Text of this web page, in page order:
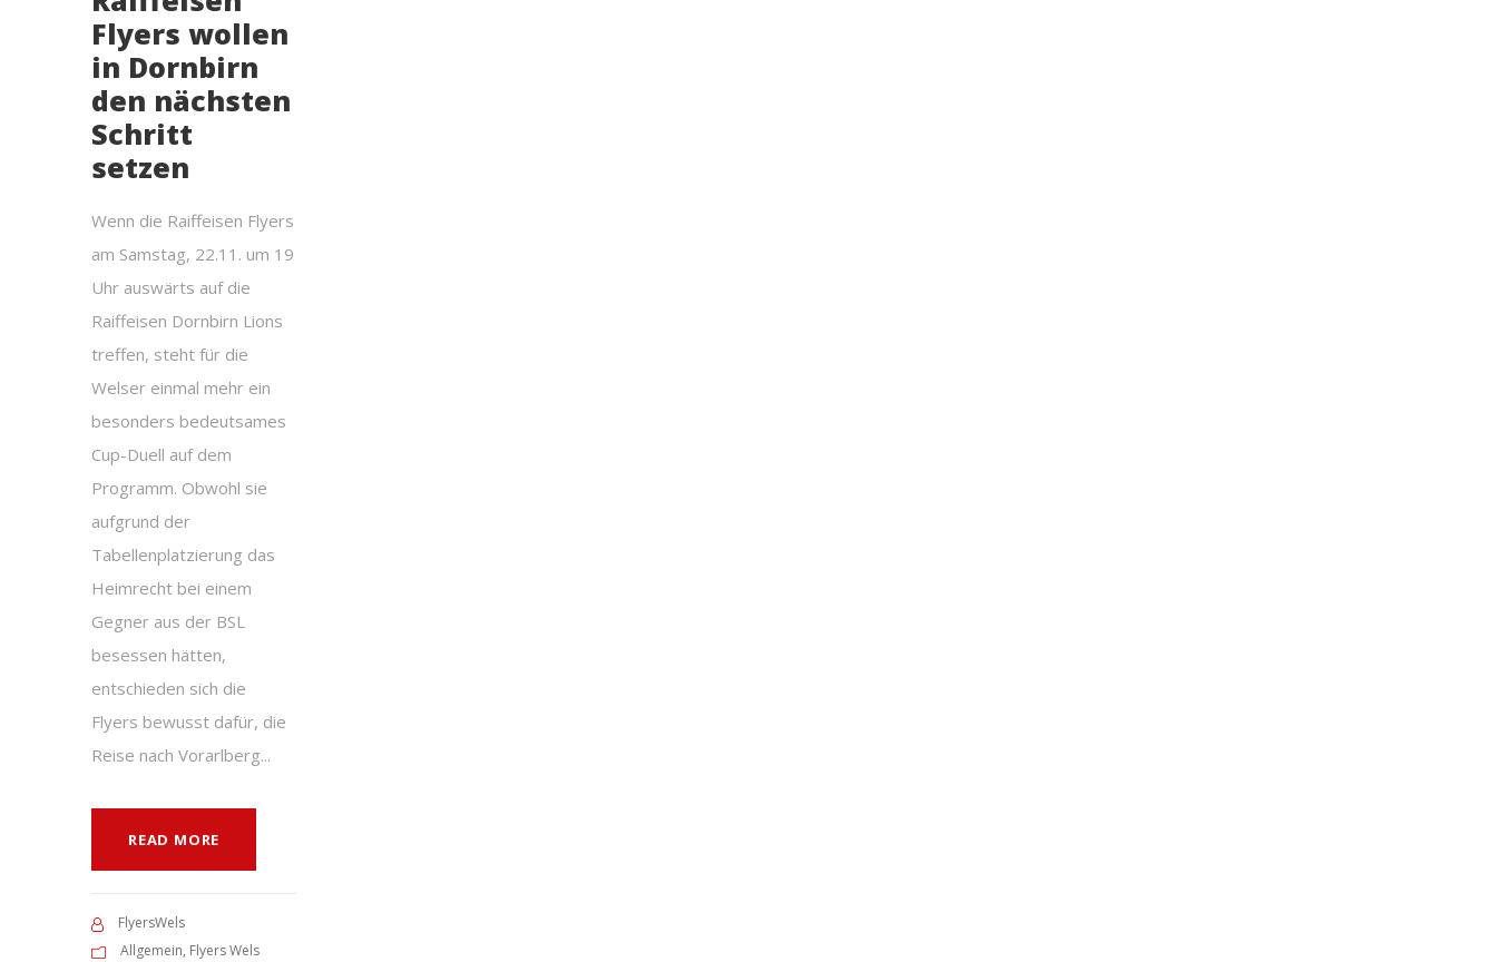
Flyers wollen
in Dornbirn
den nächsten
Schritt
setzen
Wenn die Raiffeisen Flyers
am Samstag, 22.11. um 19
Uhr auswärts auf die
Raiffeisen Dornbirn Lions
treffen, steht für die
Welser einmal mehr ein
besonders bedeutsames
Cup-Duell auf dem
Programm. Obwohl sie
aufgrund der
Tabellenplatzierung das
Heimrecht bei einem
Gegner aus der BSL
besessen hätten,
entschieden sich die
Flyers bewusst dafür, die
Reise nach Vorarlberg...
READ MORE
FlyersWels
Allgemein, Flyers Wels